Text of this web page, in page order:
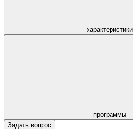
характеристики
программы
Задать вопрос